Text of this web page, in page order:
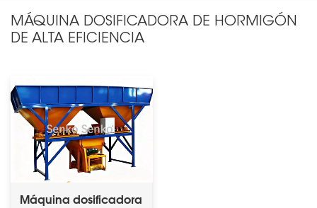
MÁQUINA DOSIFICADORA DE HORMIGÓN
DE ALTA EFICIENCIA
Máquina dosificadora